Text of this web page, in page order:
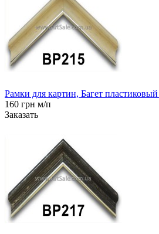
Рамки для картин, Багет
160 грн м/п
Заказать